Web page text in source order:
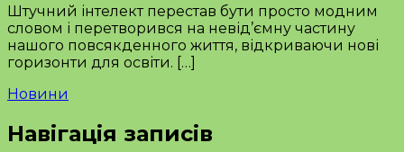
Штучний інтелект перестав бути просто модним
словом і перетворився на невід’ємну частину
нашого повсякденного життя, відкриваючи нові
горизонти для освіти. […]
Новини
Навігація записів